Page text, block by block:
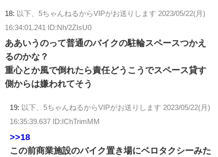
18: 以下、5ちゃんねるからVIPがお送りします 2023/05/22(月)
16:34:01.241 ID:Nh/2ZIsU0
ああいうのって普通のバイクの駐輪スペースつかえ
るのかな？
重心とか風で倒れたら責任どうこうでスペース貸す
側からは嫌われてそう
19: 以下、5ちゃんねるからVIPがお送りします 2023/05/22(月)
16:35:39.637 ID:IChTrimMM
>>18
この前商業施設のバイク置き場にベロタクシーみた